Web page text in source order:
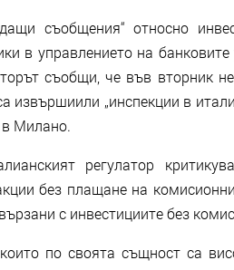
съобщения“ относно
в управлението на банковите
съобщи, че във вторник
извършиили „инспекции в
в Милано.
регулатор
без плащане на
с инвестициите без
по своята същност са